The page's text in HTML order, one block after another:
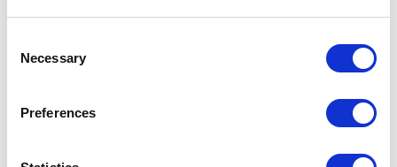
Selection
Necessary
Preferences
1973
I 1973 kjøpte Carl Ragnar Carlson et brukt skitrekk fra
Tryvann Skisenter i Oslo. Det sies at dette var det første
turen til Oslo, demonterte skitrekket, reiste tilbake til